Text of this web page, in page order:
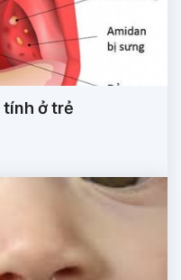
tính ở trẻ